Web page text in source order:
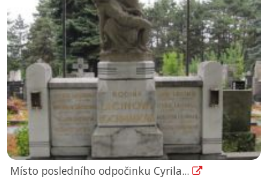
Místo posledního odpočinku Cyrila...